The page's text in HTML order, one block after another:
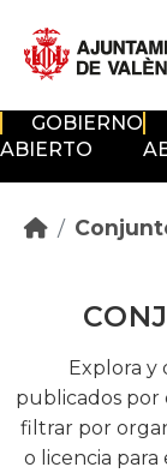
GOBIERNO
ABIERTO
Explora y
publicados por
filtrar por
o licencia